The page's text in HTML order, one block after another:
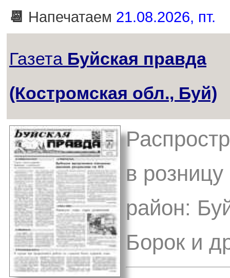
📆 Напечатаем 21.08.2026, пт.
Газета Буйская правда
(Костромская обл., Буй)
в
район:
Борок и